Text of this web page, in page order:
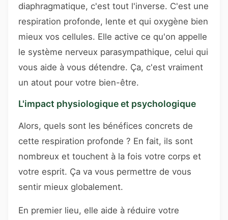
diaphragmatique, c'est tout l'inverse. C'est une
respiration profonde, lente et qui oxygène bien
mieux vos cellules. Elle active ce qu'on appelle
le système nerveux parasympathique, celui qui
vous aide à vous détendre. Ça, c'est vraiment
un atout pour votre bien-être.
L'impact physiologique et psychologique
Alors, quels sont les bénéfices concrets de
cette respiration profonde ? En fait, ils sont
nombreux et touchent à la fois votre corps et
votre esprit. Ça va vous permettre de vous
sentir mieux globalement.
En premier lieu, elle aide à réduire votre